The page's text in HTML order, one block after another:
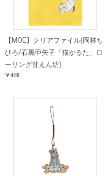
【MOE】クリアファイル(岡林ち
ひろ/石黒亜矢子「猫かるた」ロ
ーリング甘えん坊)
￥418